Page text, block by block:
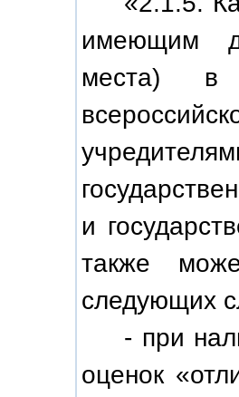
имеющим
места) в
и
также
следующих
- при
оценок